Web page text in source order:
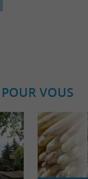
POUR VOUS